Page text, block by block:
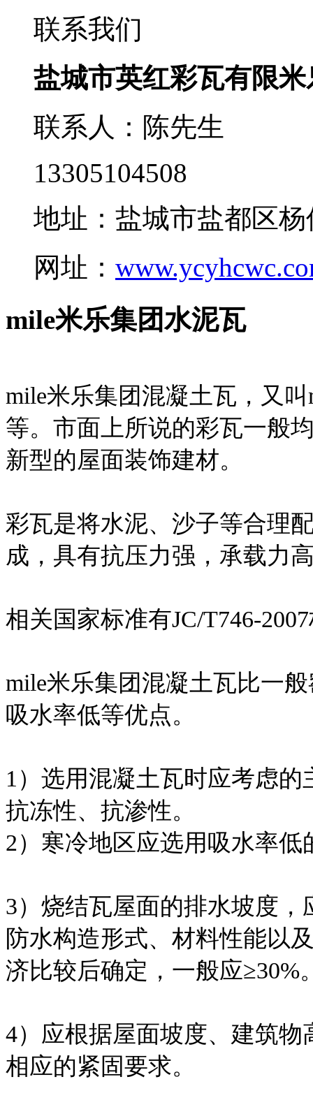
联系我们
盐城市英红彩瓦有限
联系人：陈先生
13305104508
地址：盐城市盐都区
网址：
mile米乐集团水泥瓦
mile米乐集团混凝土瓦，又
等。市面上所说的彩瓦一般
新型的屋面装饰建材。
彩瓦是将水泥、沙子等合理
成，具有抗压力强，承载力
相关国家标准有JC/T746-
mile米乐集团混凝土瓦比一
吸水率低等优点。
1）选用混凝土瓦时应考虑
抗冻性、抗渗性。
2）寒冷地区应选用吸水率低
3）烧结瓦屋面的排水坡度
防水构造形式、材料性能以
济比较后确定，一般应≥30%
4）应根据屋面坡度、建筑
相应的紧固要求。